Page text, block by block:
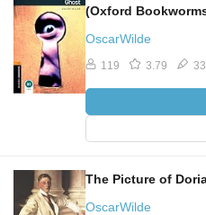
(Oxford
OscarWilde
119 3.79 33
The Picture of
OscarWilde